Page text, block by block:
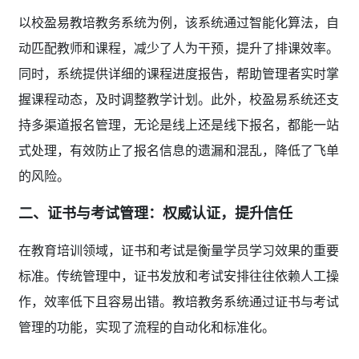
以校盈易教培教务系统为例，该系统通过智能化算法，自
动匹配教师和课程，减少了人为干预，提升了排课效率。
同时，系统提供详细的课程进度报告，帮助管理者实时掌
握课程动态，及时调整教学计划。此外，校盈易系统还支
持多渠道报名管理，无论是线上还是线下报名，都能一站
式处理，有效防止了报名信息的遗漏和混乱，降低了飞单
的风险。
二、证书与考试管理：权威认证，提升信任
在教育培训领域，证书和考试是衡量学员学习效果的重要
标准。传统管理中，证书发放和考试安排往往依赖人工操
作，效率低下且容易出错。教培教务系统通过证书与考试
管理的功能，实现了流程的自动化和标准化。